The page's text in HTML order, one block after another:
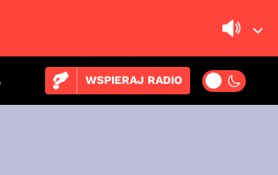
WSPIERAJ RADIO